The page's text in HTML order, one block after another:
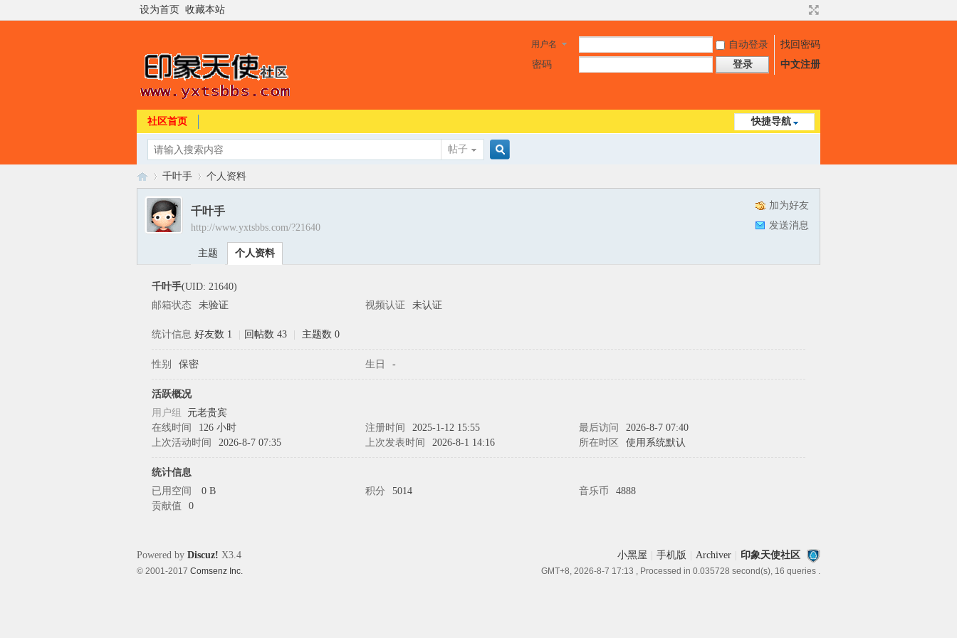
设为首页 收藏本站
用户名 自动登录
找回密码
密码
登录 中文注册
快捷导航
社区首页
帖子
›
千叶手 个人资料
加为好友
发送消息
千叶手
http://www.yxtsbbs.com/?21640
主题 个人资料
千叶手(UID: 21640)
邮箱状态
未验证 视频认证 未认证
统计信息 好友数 1 回帖数 43 主题数 0
性别 保密 生日 -
活跃概况
用户组 元老贵宾
在线时间
126 小时 注册时间 2025-1-12 15:55 最后访问
2026-8-7 07:40
上次活动时间
2026-8-7 07:35 上次发表时间 2026-8-1 14:16 所在时区 使用系统默认
统计信息
已用空间
0 B 积分 5014 音乐币
4888
贡献值
0
小黑屋 手机版 Archiver 印象天使社区
GMT+8, 2026-8-7 17:13 , Processed in 0.035728 second(s), 16 queries .
Powered by Discuz! X3.4
© 2001-2017 Comsenz Inc.